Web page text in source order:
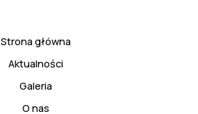
Strona główna
Aktualności
Galeria
O nas